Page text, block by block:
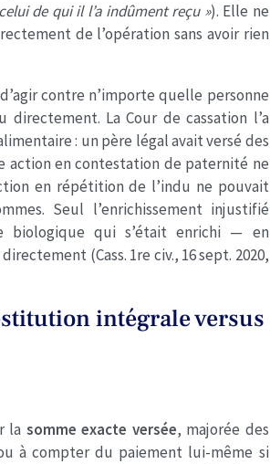
de qui il l’a indûment reçu »). Elle ne
de l’opération sans avoir rien
contre n’importe quelle personne
La Cour de cassation l’a
: un père légal avait versé des
action en contestation de paternité ne
en répétition de l’indu ne pouvait
Seul l’enrichissement injustifié
biologique qui s’était enrichi — en
(Cass. 1re civ., 16 sept. 2020,
intégrale versus
la somme exacte versée, majorée des
à compter du paiement lui-même si